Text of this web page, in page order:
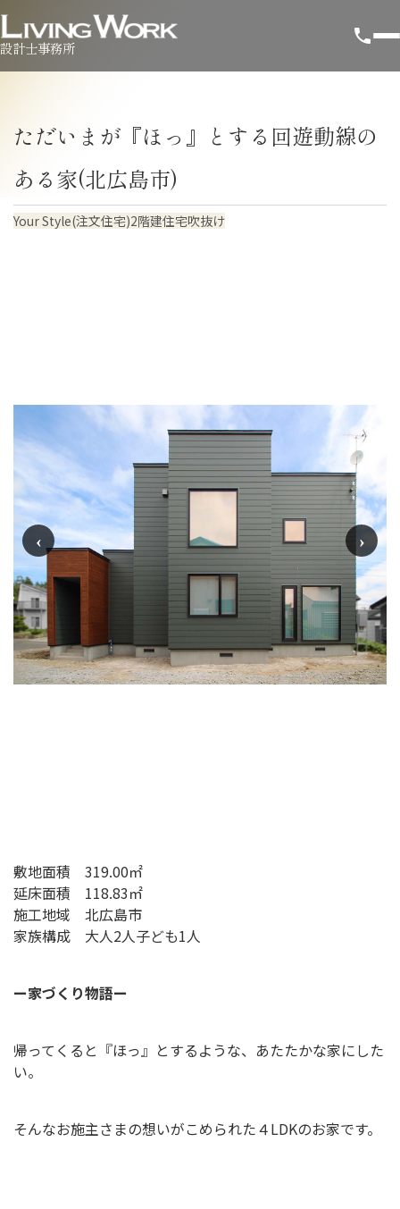
設計士事務所
ただいまが『ほっ』とする回遊動線の
ある家(北広島市)
Your Style(注文住宅)2階建住宅吹抜け
敷地面積 319.00㎡
延床面積 118.83㎡
施工地域 北広島市
家族構成 大人2人子ども1人
ー家づくり物語ー
帰ってくると『ほっ』とするような、あたたかな家にした
い。
そんなお施主さまの想いがこめられた４LDKのお家です。